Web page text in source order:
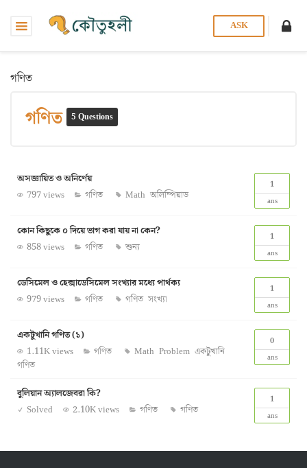
ASK
গণিত
গণিত 5 Questions
1
ans
অসজ্ঞায়িত ও অনির্ণেয়
797 views
গণিত Math অলিম্পিয়াড
1
ans
কোন কিছুকে ০ দিয়ে ভাগ করা যায় না কেন?
858 views
গণিত শুন্য
1
ans
ডেসিমেল ও হেক্সাডেসিমেল সংখ্যার মধ্যে পার্থক্য
979 views
গণিত গণিত সংখ্যা
0
ans
একটুখানি গণিত (১)
1.11K views
গণিত Math Problem একটুখানি
গণিত
1
ans
বুলিয়ান অ্যালজেবরা কি?
Solved
2.10K views গণিত গণিত